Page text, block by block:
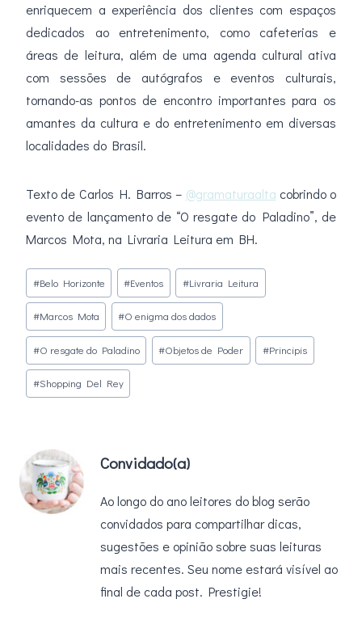
enriquecem a experiência dos clientes com espaços
dedicados ao entretenimento, como cafeterias e
áreas de leitura, além de uma agenda cultural ativa
com sessões de autógrafos e eventos culturais,
tornando-as pontos de encontro importantes para os
amantes da cultura e do entretenimento em diversas
localidades do Brasil.
Texto de Carlos H. Barros – @gramaturaalta cobrindo o
evento de lançamento de “O resgate do Paladino”, de
Marcos Mota, na Livraria Leitura em BH.
Tags
do
Post:
#Belo Horizonte #Eventos #Livraria Leitura
#Marcos Mota #O enigma dos dados
#O resgate do Paladino #Objetos de Poder #Principis
#Shopping Del Rey
Convidado(a)
Ao longo do ano leitores do blog serão
convidados para compartilhar dicas,
sugestões e opinião sobre suas leituras
mais recentes. Seu nome estará visível ao
final de cada post. Prestigie!